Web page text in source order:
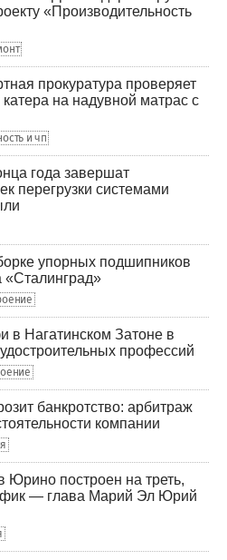
«Производительность
прокуратура проверяет
катера на надувной матрас с
и чп
года завершат
перегрузки системами
упорных подшипников
«Сталинград»
в Нагатинском Затоне в
профессий
банкротство: арбитраж
компании
Юрино построен на треть,
— глава Марий Эл Юрий